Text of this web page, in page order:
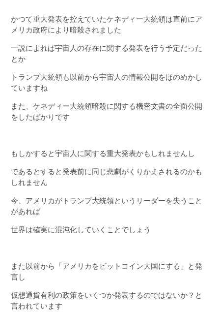
かつて重大発表を控えていたケネディー大統領は直前にア
メリカ政府により暗殺されました
一説によれば宇宙人の存在に関する発表を行う予定だった
とか
トランプ大統領も以前から宇宙人の情報公開をほのめかし
ていますね
また、ケネディー大統領暗殺に関する機密文書の全面公開
をしたばかりです
もしかすると宇宙人に関する重大発表かもしれませんし
であるとすると発表前に同じ悲劇がくりかえされるのかも
しれません
今、アメリカがトランプ大統領というリーダーを失うこと
があれば
世界は確実に混沌化していくことでしょう
また以前から「アメリカをビットコイン大国にする」と発
言し
仮想通貨有利の政策をいくつか発表するのではないか？と
言われています